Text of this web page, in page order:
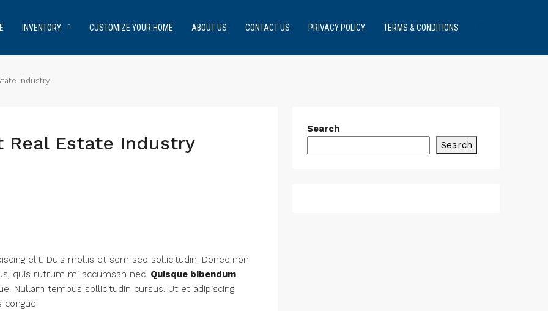
INVENTORY CUSTOMIZE YOUR HOME ABOUT US CONTACT US PRIVACY POLICY TERMS & CONDITIONS
Industry
Real Estate Industry
elit. Duis mollis et sem sed sollicitudin. Donec non
quis rutrum mi accumsan nec. Quisque bibendum
Nullam tempus sollicitudin cursus. Ut et adipiscing
Search
Search